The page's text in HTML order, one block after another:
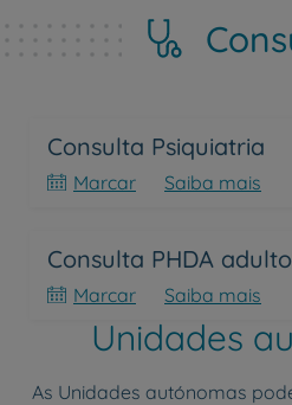
Consulta Psiquiatria
Marcar Saiba mais
Consulta PHDA adulto
Marcar Saiba mais
Unidades
As Unidades autónomas